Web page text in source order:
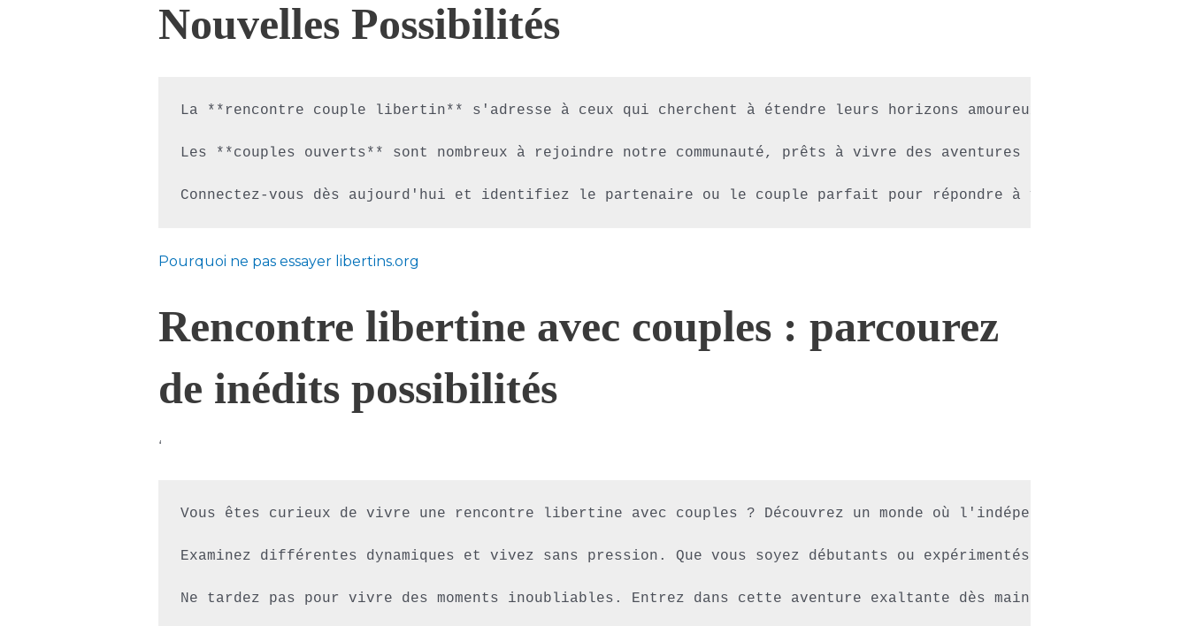
Nouvelles Possibilités
La **rencontre couple libertin** s'adresse à ceux qui cherchent à étendre leurs horizons amoureux. Que vous
Les **couples ouverts** sont nombreux à rejoindre notre communauté, prêts à vivre des aventures stimulantes.
Connectez-vous dès aujourd'hui et identifiez le partenaire ou le couple parfait pour répondre à vos envies.
Pourquoi ne pas essayer libertins.org
Rencontre libertine avec couples : parcourez
de inédits possibilités
‘
Vous êtes curieux de vivre une rencontre libertine avec couples ? Découvrez un monde où l'indépendance et
Examinez différentes dynamiques et vivez sans pression. Que vous soyez débutants ou expérimentés, la